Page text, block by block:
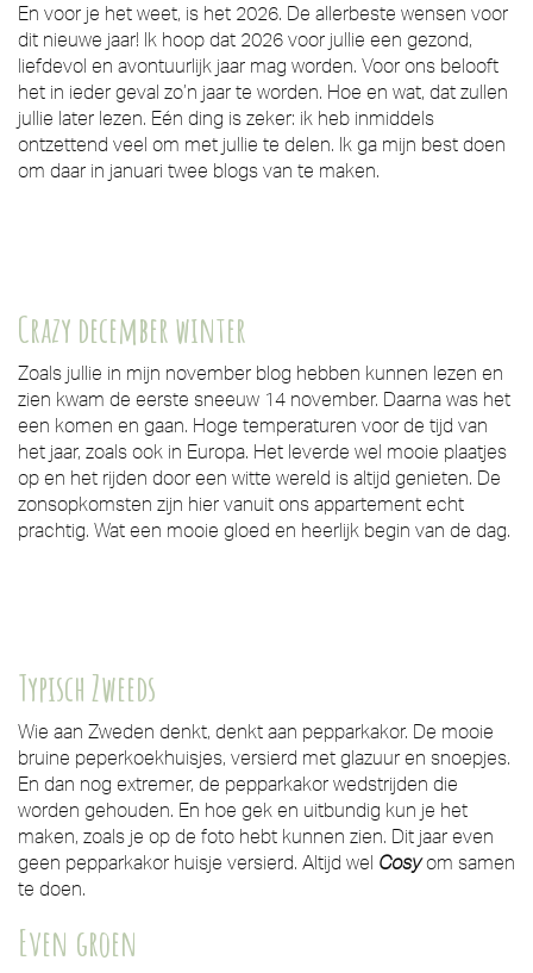
En voor je het weet, is het 2026. De allerbeste wensen voor
dit nieuwe jaar! Ik hoop dat 2026 voor jullie een gezond,
liefdevol en avontuurlijk jaar mag worden. Voor ons belooft
het in ieder geval zo’n jaar te worden. Hoe en wat, dat zullen
jullie later lezen. Eén ding is zeker: ik heb inmiddels
ontzettend veel om met jullie te delen. Ik ga mijn best doen
om daar in januari twee blogs van te maken.
Crazy december winter
Zoals jullie in mijn november blog hebben kunnen lezen en
zien kwam de eerste sneeuw 14 november. Daarna was het
een komen en gaan. Hoge temperaturen voor de tijd van
het jaar, zoals ook in Europa. Het leverde wel mooie plaatjes
op en het rijden door een witte wereld is altijd genieten. De
zonsopkomsten zijn hier vanuit ons appartement echt
prachtig. Wat een mooie gloed en heerlijk begin van de dag.
Typisch Zweeds
Wie aan Zweden denkt, denkt aan pepparkakor. De mooie
bruine peperkoekhuisjes, versierd met glazuur en snoepjes.
En dan nog extremer, de pepparkakor wedstrijden die
worden gehouden. En hoe gek en uitbundig kun je het
maken, zoals je op de foto hebt kunnen zien. Dit jaar even
geen pepparkakor huisje versierd. Altijd wel Cosy om samen
te doen.
Even groen